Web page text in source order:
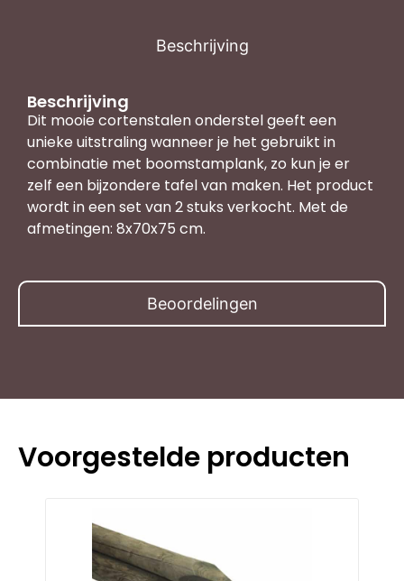
Beschrijving
Beoordelingen
Beschrijving
Dit mooie cortenstalen onderstel geeft een
unieke uitstraling wanneer je het gebruikt in
combinatie met boomstamplank, zo kun je er
zelf een bijzondere tafel van maken. Het product
wordt in een set van 2 stuks verkocht. Met de
afmetingen: 8x70x75 cm.
Voorgestelde producten